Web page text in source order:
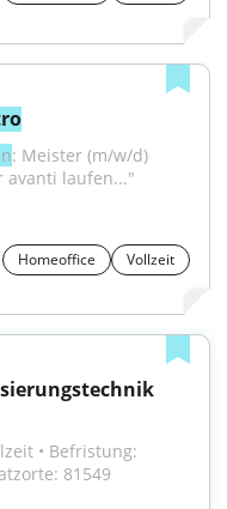
: Meister (m/w/d)
avanti laufen..."
Homeoffice
Vollzeit
• Befristung: